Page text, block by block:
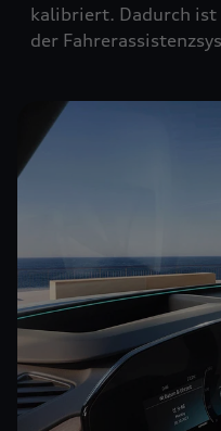
kalibriert. Dadurch
der